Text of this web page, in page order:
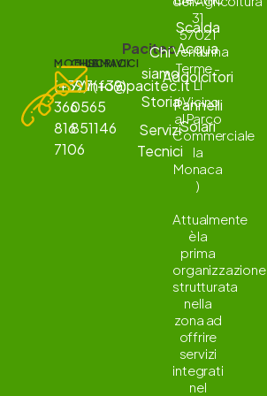
MOBILE
(+39)
366
816
7106
CHIAMACI
7/7(+39)
0565
851146
SCRIVICI
info@pacitec.it
Pacitec
Chi
siamo
Storia
Servizi
Tecnici
Scalda
Acqua
Addolcitori
Pannelli
Solari
31
57021
Venturina
Terme -
LI
( Vicino
al Parco
Commerciale
la
Monaca
)
Attualmente
è la
prima
organizzazione
strutturata
nella
zona ad
offrire
servizi
integrati
nel